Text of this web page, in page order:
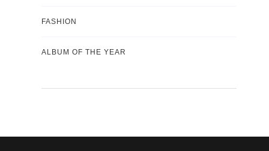
FASHION
ALBUM OF THE YEAR